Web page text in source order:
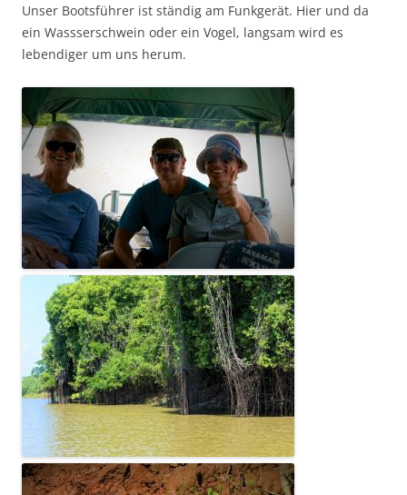
Unser Bootsführer ist ständig am Funkgerät. Hier und da
ein Wassserschwein oder ein Vogel, langsam wird es
lebendiger um uns herum.